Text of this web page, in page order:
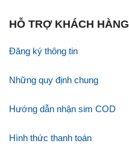
HỖ TRỢ KHÁCH HÀNG
Đăng ký thông tin
Những quy định chung
Hướng dẫn nhận sim COD
Hình thức thanh toán